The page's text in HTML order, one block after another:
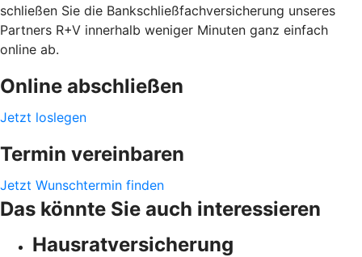
schließen Sie die Bankschließfachversicherung unseres
Partners R+V innerhalb weniger Minuten ganz einfach
online ab.
Online abschließen
Jetzt loslegen
Termin vereinbaren
Jetzt Wunschtermin finden
Das könnte Sie auch interessieren
Hausratversicherung